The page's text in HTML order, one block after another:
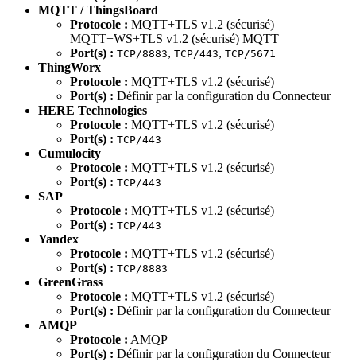
MQTT / ThingsBoard
Protocole : MQTT+TLS v1.2 (sécurisé)
MQTT+WS+TLS v1.2 (sécurisé) MQTT
Port(s) : TCP/8883, TCP/443, TCP/5671
ThingWorx
Protocole : MQTT+TLS v1.2 (sécurisé)
Port(s) : Définir par la configuration du Connecteur
HERE Technologies
Protocole : MQTT+TLS v1.2 (sécurisé)
Port(s) : TCP/443
Cumulocity
Protocole : MQTT+TLS v1.2 (sécurisé)
Port(s) : TCP/443
SAP
Protocole : MQTT+TLS v1.2 (sécurisé)
Port(s) : TCP/443
Yandex
Protocole : MQTT+TLS v1.2 (sécurisé)
Port(s) : TCP/8883
GreenGrass
Protocole : MQTT+TLS v1.2 (sécurisé)
Port(s) : Définir par la configuration du Connecteur
AMQP
Protocole : AMQP
Port(s) : Définir par la configuration du Connecteur